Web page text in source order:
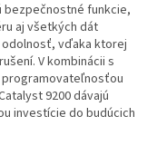
bezpečnostné funkcie,
aj všetkých dát
odolnosť, vďaka ktorej
V kombinácii s
programovateľnosťou
9200 dávajú
investície do budúcich